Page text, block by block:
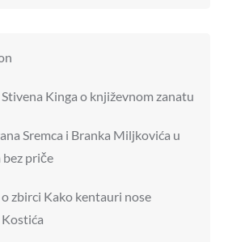
Kinga o književnom zanatu
Sremca i Branka Miljkovića u
bez priče
zbirci Kako kentauri nose